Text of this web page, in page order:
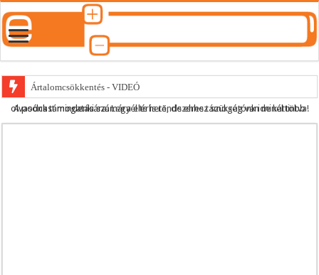
Ártalomcsökkentés - VIDEÓ
E-cigi használati szokások 2.0
A podcast mindenki számára elérhető, de ehhez szükség van minél több olvasónk támogatására.Legyél te is rendszeres támogatónk ide kattintva!